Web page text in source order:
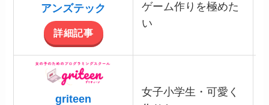
アンズテック
詳細記事
ゲーム作りを極めた
い
griteen
女子小学生・可愛く